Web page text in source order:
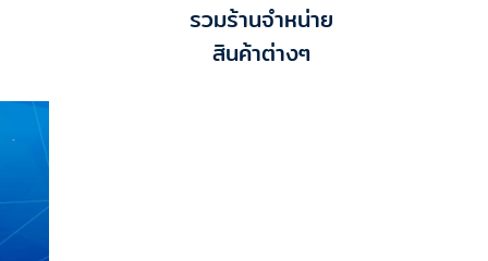
รวมร้านจำหน่าย
สินค้าต่างๆ